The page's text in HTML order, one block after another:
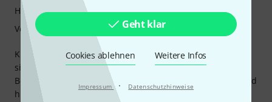
Geht klar
Cookies ablehnen Weitere Infos
Impressum · Datenschutzhinweise
Klar gibt es Kleinigkeiten die nicht so sauber verarbeitet
sind, aber dafür stimmt Preis/Leistung. Stabil, fest, sicher.
Bei mir sind es die Deckel die nicht immer passen, vorn und
hinten, liegt an den Verschlüssen. Also vorn und hinten
Handling
Verarbeitung